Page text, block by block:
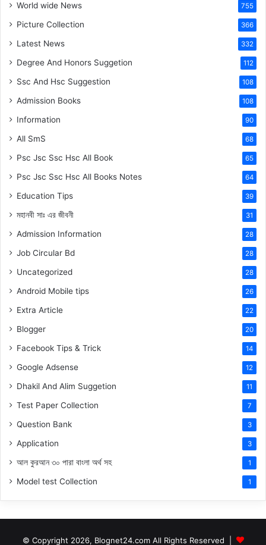
World wide News 755
Picture Collection 366
Latest News 332
Degree And Honors Suggetion 112
Ssc And Hsc Suggestion 108
Admission Books 108
Information 90
All SmS 68
Psc Jsc Ssc Hsc All Book 65
Psc Jsc Ssc Hsc All Books Notes 64
Education Tips 39
মহানবী সাঃ এর জীবনী 31
Admission Information 28
Job Circular Bd 28
Uncategorized 28
Android Mobile tips 26
Extra Article 22
Blogger 20
Facebook Tips & Trick 14
Google Adsense 12
Dhakil And Alim Suggetion 11
Test Paper Collection 7
Question Bank 3
Application 3
আল কুরআন ৩০ পারা বাংলা অর্থ সহ 1
Model test Collection 1
© Copyright 2026, Blognet24.com All Rights Reserved |